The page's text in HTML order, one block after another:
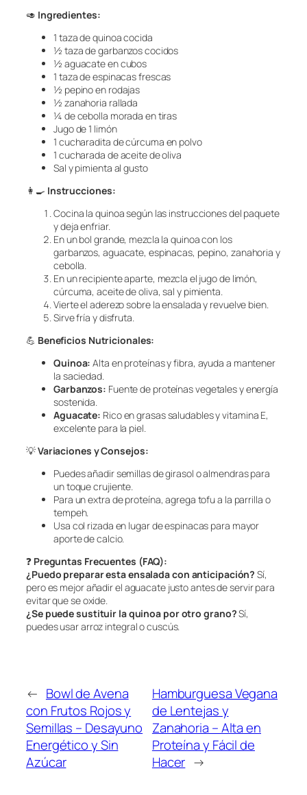
🥑 Ingredientes:
1 taza de quinoa cocida
½ taza de garbanzos cocidos
½ aguacate en cubos
1 taza de espinacas frescas
½ pepino en rodajas
½ zanahoria rallada
¼ de cebolla morada en tiras
Jugo de 1 limón
1 cucharadita de cúrcuma en polvo
1 cucharada de aceite de oliva
Sal y pimienta al gusto
👩‍🍳 Instrucciones:
Cocina la quinoa según las instrucciones del paquete
y deja enfriar.
En un bol grande, mezcla la quinoa con los
garbanzos, aguacate, espinacas, pepino, zanahoria y
cebolla.
En un recipiente aparte, mezcla el jugo de limón,
cúrcuma, aceite de oliva, sal y pimienta.
Vierte el aderezo sobre la ensalada y revuelve bien.
Sirve fría y disfruta.
💪 Beneficios Nutricionales:
Quinoa: Alta en proteínas y fibra, ayuda a mantener
la saciedad.
Garbanzos: Fuente de proteínas vegetales y energía
sostenida.
Aguacate: Rico en grasas saludables y vitamina E,
excelente para la piel.
💡Variaciones y Consejos:
Puedes añadir semillas de girasol o almendras para
un toque crujiente.
Para un extra de proteína, agrega tofu a la parrilla o
tempeh.
Usa col rizada en lugar de espinacas para mayor
aporte de calcio.
❓ Preguntas Frecuentes (FAQ):
¿Puedo preparar esta ensalada con anticipación? Sí,
pero es mejor añadir el aguacate justo antes de servir para
evitar que se oxide.
¿Se puede sustituir la quinoa por otro grano?Sí,
puedes usar arroz integral o cuscús.
← Bowl de Avena
con Frutos Rojos y
Semillas – Desayuno
Energético y Sin
Azúcar
Hamburguesa Vegana
de Lentejas y
Zanahoria – Alta en
Proteína y Fácil de
Hacer →